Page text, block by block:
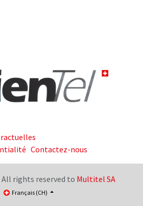
Contactez-nous
rights reserved to Multitel SA
Français (CH)